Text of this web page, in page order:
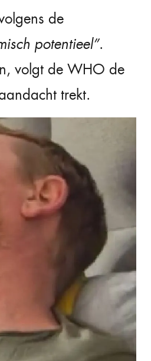
de
potentieel”.
volgt de WHO de
trekt.